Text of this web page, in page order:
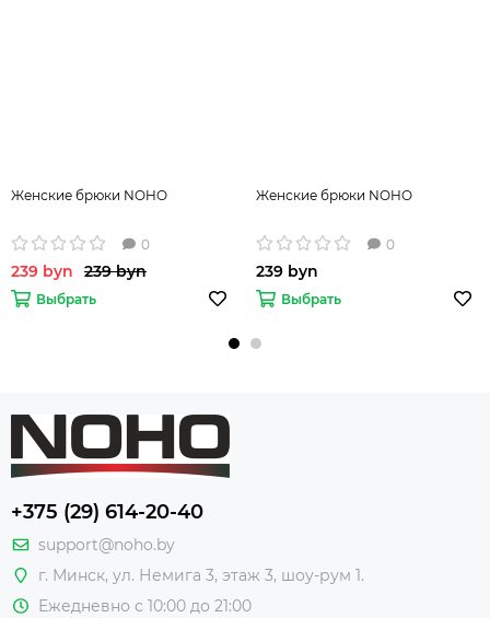
Женские брюки NOHO
0
239 byn 239 byn
Выбрать
Женские брюки NOHO
0
239 byn
Выбрать
+375 (29) 614-20-40
support@noho.by
г. Минск, ул. Немига 3, этаж 3, шоу-рум 1.
Ежедневно с 10:00 до 21:00